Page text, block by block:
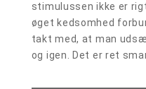
stimulussen ikke er
øget kedsomhed
takt med, at man
og igen. Det er ret